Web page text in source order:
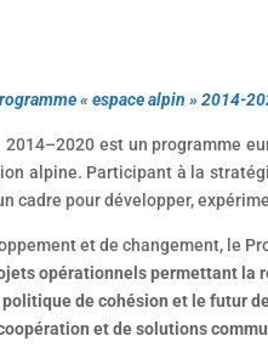
« espace alpin » 2014-
2014–2020 est un programme
alpine. Participant à la
cadre pour développer,
et de changement, le
opérationnels permettant la
de cohésion et le futur
et de solutions